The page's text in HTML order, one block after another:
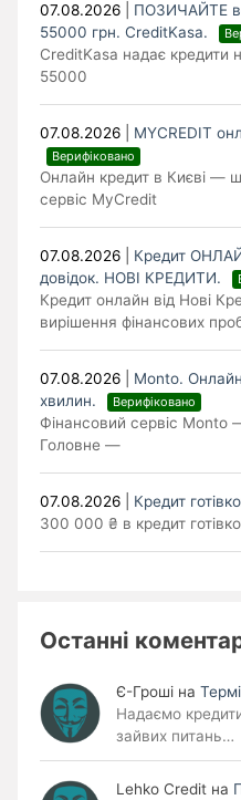
07.08.2026
ПОЗИЧАЙТЕ
55000 грн. CreditKasa.
CreditKasa надає кредити
55000
07.08.2026 MYCREDIT
Верифіковано
Онлайн кредит в Києві —
сервіс MyCredit
07.08.2026
Кредит
довідок. НОВІ КРЕДИТИ.
Кредит онлайн від Нові
вирішення фінансових
07.08.2026
Monto.
хвилин.
Верифіковано
Фінансовий сервіс
Головне —
07.08.2026 Кредит
300 000 ₴ в кредит
Останні
Є-Гроші на
Надаємо
зайвих питань…
Lehko Сredit на